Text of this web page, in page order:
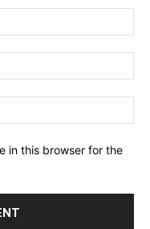
in this browser for the